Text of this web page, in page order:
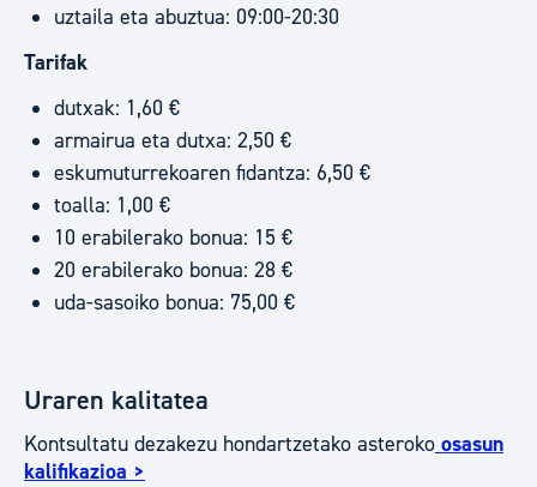
uztaila eta abuztua: 09:00-20:30
Tarifak
dutxak: 1,60 €
armairua eta dutxa: 2,50 €
eskumuturrekoaren fidantza: 6,50 €
toalla: 1,00 €
10 erabilerako bonua: 15 €
20 erabilerako bonua: 28 €
uda-sasoiko bonua: 75,00 €
Uraren kalitatea
Kontsultatu dezakezu hondartzetako asteroko osasun
kalifikazioa >